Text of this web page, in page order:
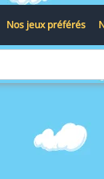
Nos jeux préférés